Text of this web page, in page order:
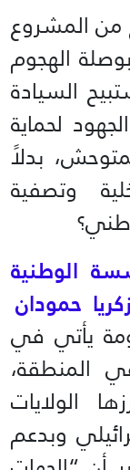
المشروع
الهجوم
السيادة
لحماية
بدلاً
وتصفية
الوطنية
حمودان
يأتي في
المنطقة،
الولايات
وبدعم